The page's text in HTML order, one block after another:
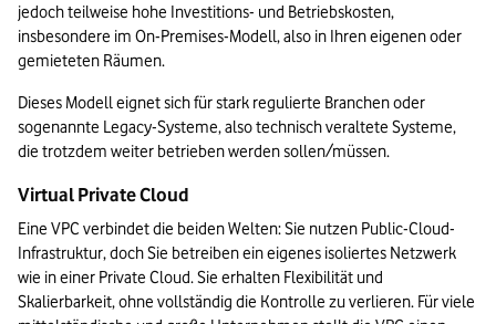
jedoch teilweise hohe Investitions- und Betriebskosten,
insbesondere im On-Premises-Modell, also in Ihren eigenen oder
gemieteten Räumen.
Dieses Modell eignet sich für stark regulierte Branchen oder
sogenannte Legacy-Systeme, also technisch veraltete Systeme,
die trotzdem weiter betrieben werden sollen/müssen.
Virtual Private Cloud
Eine VPC verbindet die beiden Welten: Sie nutzen Public-Cloud-
Infrastruktur, doch Sie betreiben ein eigenes isoliertes Netzwerk
wie in einer Private Cloud. Sie erhalten Flexibilität und
Skalierbarkeit, ohne vollständig die Kontrolle zu verlieren. Für viele